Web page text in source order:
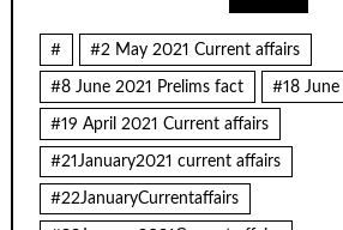
# #2 May 2021 Current affairs
#8 June 2021 Prelims fact #18
#19 April 2021 Current affairs
#21January2021 current affairs
#22JanuaryCurrentaffairs